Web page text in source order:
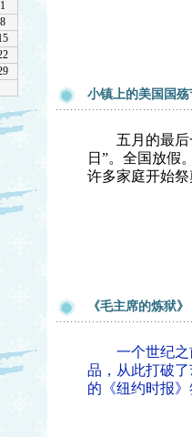
小镇上的美国国
五月的最后一
日”。全国放假
许多家庭开始
《毛主席的炼狱
一个世纪之前
品，从此打破
的《纽约时报